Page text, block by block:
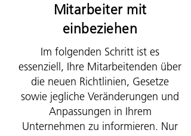
Mitarbeiter mit
einbeziehen
Im folgenden Schritt ist es
essenziell, Ihre Mitarbeitenden über
die neuen Richtlinien, Gesetze
sowie jegliche Veränderungen und
Anpassungen in Ihrem
Unternehmen zu informieren. Nur